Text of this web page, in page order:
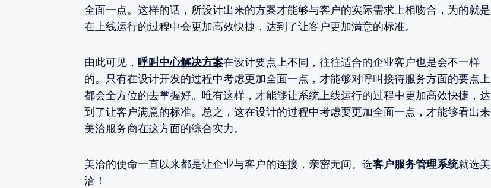
全面一点。这样的话，所设计出来的方案才能够与客户的实际需求上相吻合，为的就是
在上线运行的过程中会更加高效快捷，达到了让客户更加满意的标准。
由此可见， 呼叫中心解决方案在设计要点上不同，往往适合的企业客户也是会不一样
的。只有在设计开发的过程中考虑更加全面一点，才能够对呼叫接待服务方面的要点上
都会全方位的去掌握好。唯有这样，才能够让系统上线运行的过程中更加高效快捷，达
到了让客户满意的标准。总之，这在设计的过程中考虑要更加全面一点，才能够看出来
美洽服务商在这方面的综合实力。
美洽的使命一直以来都是让企业与客户的连接，亲密无间。选客户服务管理系统就选美
洽！